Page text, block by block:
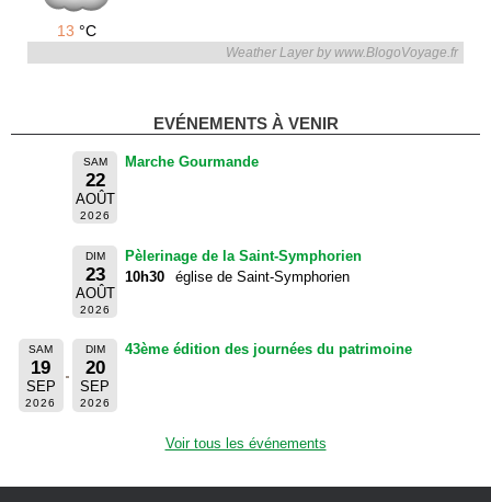
13 °C
Weather Layer by www.BlogoVoyage.fr
EVÉNEMENTS À VENIR
SAM
22
AOÛT
2026
Marche Gourmande
DIM
23
AOÛT
2026
Pèlerinage de la Saint-Symphorien
10h30
église de Saint-Symphorien
SAM
19
SEP
2026
DIM
20
SEP
2026
43ème édition des journées du patrimoine
Voir tous les événements